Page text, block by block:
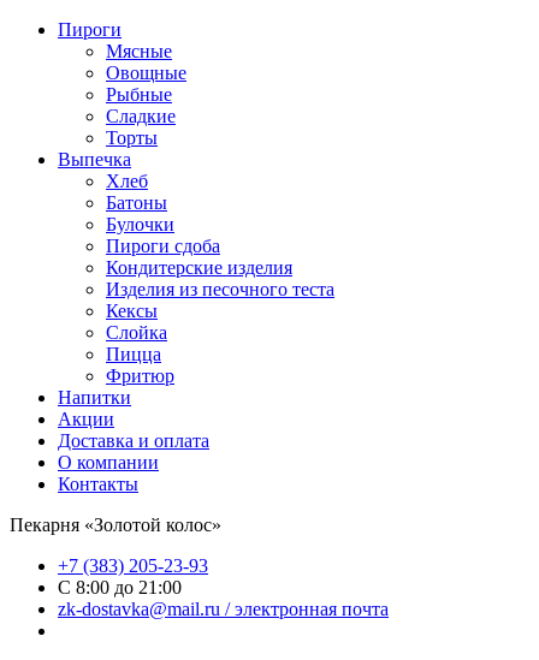
Пироги
Мясные
Овощные
Рыбные
Сладкие
Торты
Выпечка
Хлеб
Батоны
Булочки
Пироги сдоба
Кондитерские изделия
Изделия из песочного теста
Кексы
Слойка
Пицца
Фритюр
Напитки
Акции
Доставка и оплата
О компании
Контакты
Пекарня «Золотой колос»
+7 (383) 205-23-93
С 8:00 до 21:00
zk-dostavka@mail.ru / электронная почта